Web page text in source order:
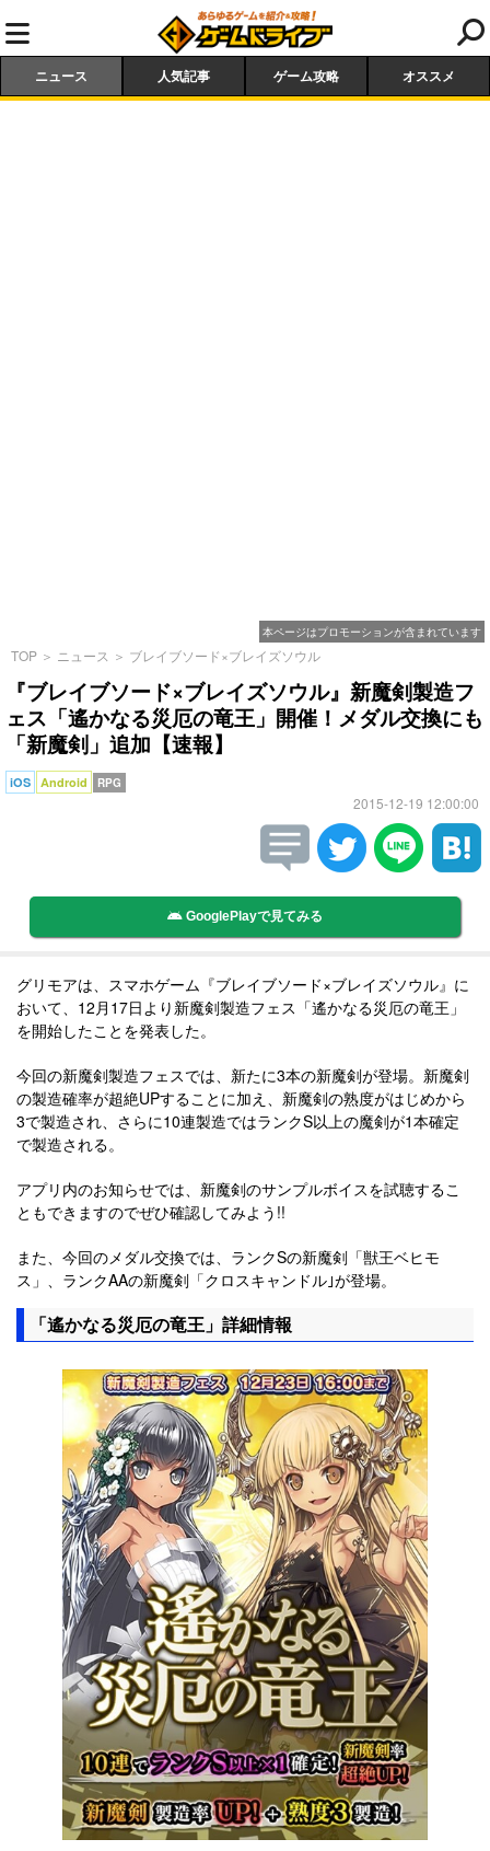
ニュース 人気記事 ゲーム攻略 オススメ
本ページはプロモーションが含まれています
TOP ＞ ニュース ＞ ブレイブソード×ブレイズソウル
『ブレイブソード×ブレイズソウル』新魔剣製造フ
ェス「遙かなる災厄の竜王」開催！メダル交換にも
「新魔剣」追加【速報】
iOS Android RPG
2015-12-19 12:00:00
GooglePlayで見てみる
グリモアは、スマホゲーム『ブレイブソード×ブレイズソウル』に
おいて、12月17日より新魔剣製造フェス「遙かなる災厄の竜王」
を開始したことを発表した。
今回の新魔剣製造フェスでは、新たに3本の新魔剣が登場。新魔剣
の製造確率が超絶UPすることに加え、新魔剣の熟度がはじめから
3で製造され、さらに10連製造ではランクS以上の魔剣が1本確定
で製造される。
アプリ内のお知らせでは、新魔剣のサンプルボイスを試聴するこ
ともできますのでぜひ確認してみよう!!
また、今回のメダル交換では、ランクSの新魔剣「獣王ベヒモ
ス」、ランクAAの新魔剣「クロスキャンドル｣が登場。
「遙かなる災厄の竜王」詳細情報